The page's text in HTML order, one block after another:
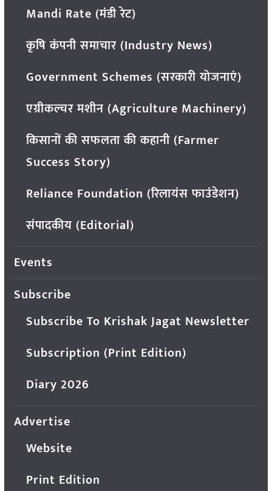
Mandi Rate (मंडी रेट)
कृषि कंपनी समाचार (Industry News)
Government Schemes (सरकारी योजनाएं)
एग्रीकल्चर मशीन (Agriculture Machinery)
किसानों की सफलता की कहानी (Farmer
Success Story)
Reliance Foundation (रिलायंस फाउंडेशन)
संपादकीय (Editorial)
Events
Subscribe
Subscribe To Krishak Jagat Newsletter
Subscription (Print Edition)
Diary 2026
Advertise
Website
Print Edition